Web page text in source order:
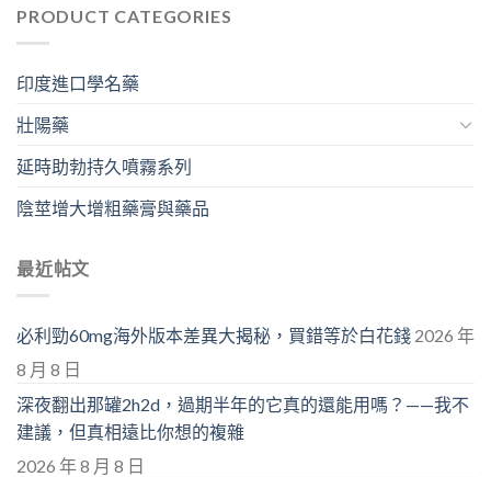
PRODUCT CATEGORIES
印度進口學名藥
壯陽藥
延時助勃持久噴霧系列
陰莖增大增粗藥膏與藥品
最近帖文
必利勁60mg海外版本差異大揭秘，買錯等於白花錢 2026 年
8 月 8 日
深夜翻出那罐2h2d，過期半年的它真的還能用嗎？——我不
建議，但真相遠比你想的複雜
2026 年 8 月 8 日